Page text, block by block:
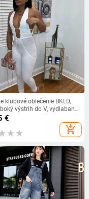
klubové oblečenie BKLD,
výstrih do V, vydlabané
čierne bodycon, fitness
€
add_shopping_cart